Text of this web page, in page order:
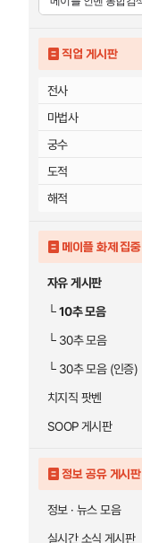
직업 게시판
전사
마법사
궁수
도적
해적
메이플 화제 집중
자유 게시판
└10추 모음
└30추 모음
└30추 모음 (인증)
치지직 팟벤
SOOP 게시판
정보 공유 게시판
정보 · 뉴스 모음
실시간 소식 게시판